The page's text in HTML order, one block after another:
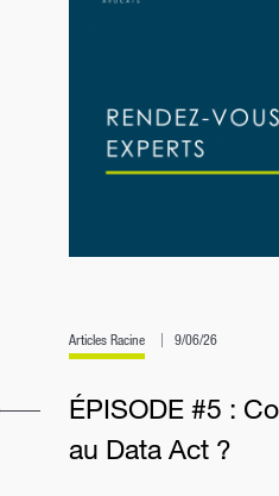
Articles Racine 9/06/26
ÉPISODE #5 :
au Data Act ?